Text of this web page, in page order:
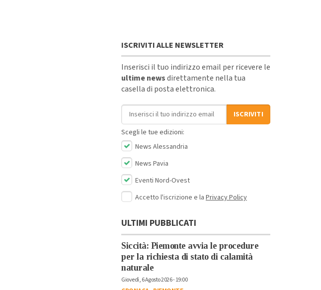
ISCRIVITI ALLE NEWSLETTER
Inserisci il tuo indirizzo email per ricevere le
ultime newsdirettamente nella tua
casella di posta elettronica.
Indirizzo email
ISCRIVITI
Scegli le tue edizioni:
News Alessandria
News Pavia
Eventi Nord-Ovest
Accetto l'iscrizione e la Privacy Policy
ULTIMI PUBBLICATI
Siccità: Piemonte avvia le procedure
per la richiesta di stato di calamità
naturale
Giovedì, 6 Agosto 2026 - 19:00